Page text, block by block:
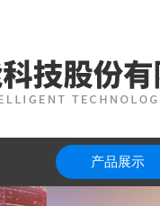
产品展示